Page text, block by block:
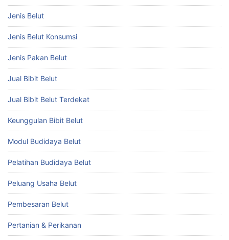
Jenis Belut
Jenis Belut Konsumsi
Jenis Pakan Belut
Jual Bibit Belut
Jual Bibit Belut Terdekat
Keunggulan Bibit Belut
Modul Budidaya Belut
Pelatihan Budidaya Belut
Peluang Usaha Belut
Pembesaran Belut
Pertanian & Perikanan